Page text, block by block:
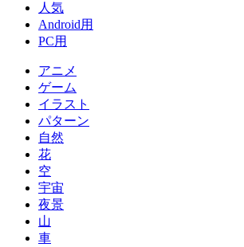
人気
Android用
PC用
アニメ
ゲーム
イラスト
パターン
自然
花
空
宇宙
夜景
山
車